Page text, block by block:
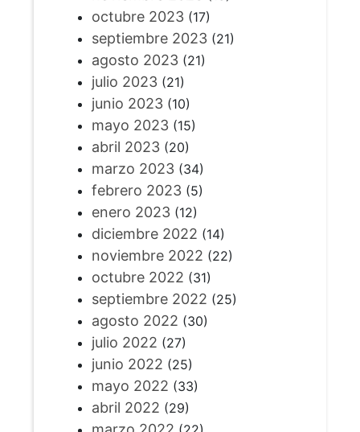
octubre 2023(17)
septiembre 2023(21)
agosto 2023(21)
julio 2023(21)
junio 2023(10)
mayo 2023(15)
abril 2023(20)
marzo 2023(34)
febrero 2023(5)
enero 2023(12)
diciembre 2022 (14)
noviembre 2022 (22)
octubre 2022 (31)
septiembre 2022 (25)
agosto 2022 (30)
julio 2022 (27)
junio 2022 (25)
mayo 2022 (33)
abril 2022 (29)